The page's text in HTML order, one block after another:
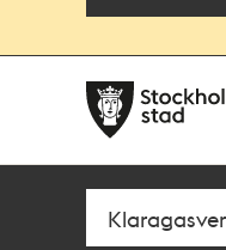
navigationen
huvudinnehållet
Sök